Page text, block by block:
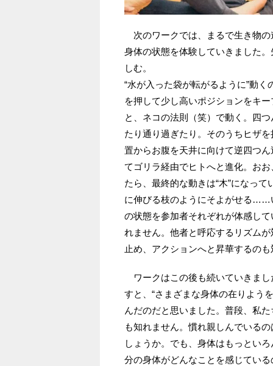
次のワークでは、まるで生き物
身体の状態を体験していきました
しむ。
“水が入った袋が転がるように”動
を押して少し高いポジションをキ
と、ネコの法則（笑）で動く。四
たり通り過ぎたり。そのうちヒザ
置からお腹を天井に向けて逆四つ
てゴリラ経由でヒトへと進化。お
たら、最終的な動きは“木”になっ
に伸びる枝のようにそよがせる……
の状態を参加者それぞれが体感し
れません。他者と呼応するリズム
止め、アクションへと昇華するのも
ワークはこの後も続いていきま
すと、“さまざまな身体の在りよう
んだのだと思いました。普段、私
も知れません。慣れ親しんでいるの
しょうか。でも、身体はもっとい
分の身体がどんなことを感じてい